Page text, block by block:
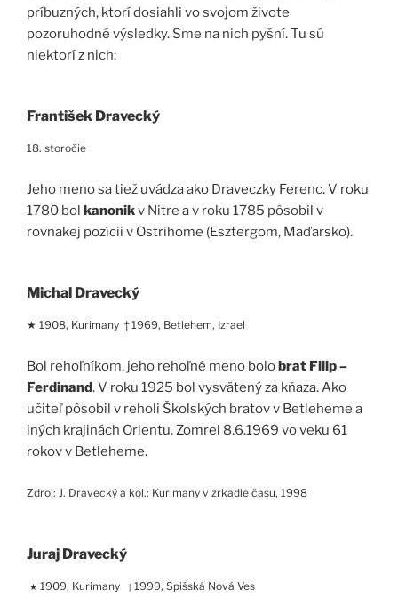
príbuzných, ktorí dosiahli vo svojom živote
pozoruhodné výsledky. Sme na nich pyšní. Tu sú
niektorí z nich:
František Dravecký
18. storočie
Jeho meno sa tiež uvádza ako Draveczky Ferenc. V roku
1780 bol kanonikv Nitre a v roku 1785 pôsobil v
rovnakej pozícii v Ostrihome (Esztergom, Maďarsko).
Michal Dravecký
★ 1908, Kurimany † 1969, Betlehem, Izrael
Bol rehoľníkom, jeho rehoľné meno bolobrat Filip –
Ferdinand. V roku 1925 bol vysvätený za kňaza. Ako
učiteľ pôsobil v reholi Školských bratov v Betleheme a
iných krajinách Orientu. Zomrel 8.6.1969 vo veku 61
rokov v Betleheme.
Zdroj: J. Dravecký a kol.: Kurimany v zrkadle času, 1998
Juraj Dravecký
★ 1909, Kurimany †1999, Spišská Nová Ves